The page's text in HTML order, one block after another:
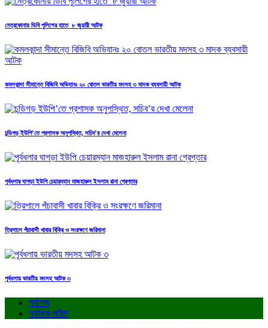
নেত্রকোনায় ডিবি পুলিশের হাতে ৮ জুয়ারী আটক
কমলকান্দা সীমান্তে বিজিবি অভিযানঃ ২০ বোতল ভারতীয় মদসহ ৩ মাদক ব্যবসায়ী আটক
চন্ডিগড় ইউপি’তে প্রশাসক অনুপস্থিত, সচিব’র দেখা মেলেনা
পূর্বধলার ঘাগড়া ইউপি চেয়ারম্যান মাজহারুল ইসলাম রানা গ্রেপ্তার
ত্রিশালে পঁচাবাসী খাবার বিক্রি ও সংরক্ষণে জরিমানা
পূর্বধলায় ভারতীয় মদসহ আটক ৩
সর্বশেষ
সর্বাধিক পঠিত